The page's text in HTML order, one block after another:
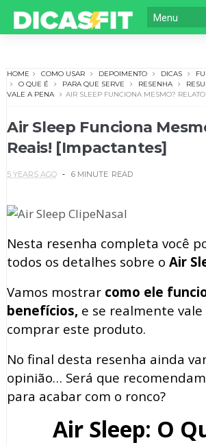
HOME COMO USAR DEPOIMENTO DICAS
O QUE É
PARA QUE SERVE RESENHA
VALE A PENA
AIR SLEEP FUNCIONA MESMO?
Air Sleep Funciona
Reais! [Impactantes]
5 YEARS AGO 6 MINUTE READ
Nesta resenha completa você
todos os detalhes sobre o Air
Vamos mostrar como ele
benefícios, e se realmente vale
comprar este produto.
No final desta resenha ainda
opinião… Será que
para acabar com o ronco?
Air Sleep: O